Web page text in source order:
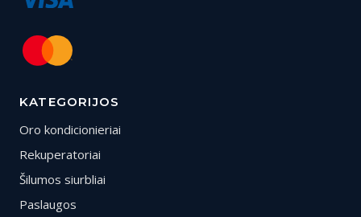
KATEGORIJOS
Oro kondicionieriai
Rekuperatoriai
Šilumos siurbliai
Paslaugos